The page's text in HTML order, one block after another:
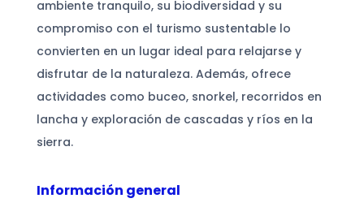
ambiente tranquilo, su biodiversidad y su
compromiso con el turismo sustentable lo
convierten en un lugar ideal para relajarse y
disfrutar de la naturaleza. Además, ofrece
actividades como buceo, snorkel, recorridos en
lancha y exploración de cascadas y ríos en la
sierra.
Información general